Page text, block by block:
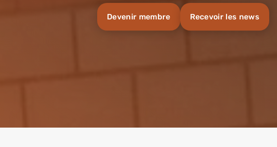
Devenir membre Recevoir les news